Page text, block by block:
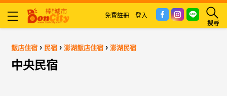
搜尋
免費註冊 登入
飯店住宿 › 民宿 ›澎湖飯店住宿 ›澎湖民宿
中央民宿